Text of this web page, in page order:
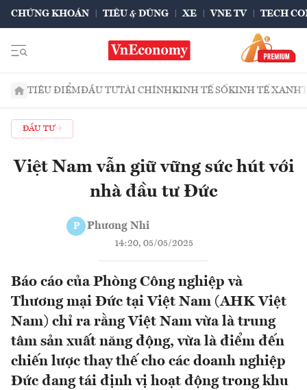
CHỨNG KHOÁN TIÊU & DÙNG XE VNE TV TECH
TIÊU ĐIỂMĐẦU TƯTÀI CHÍNHKINH TẾ SỐKINH TẾ XANH
ĐẦU TƯ
Việt Nam vẫn giữ vững sức hút với
nhà đầu tư Đức
P Phương Nhi
14:20, 05/05/2025
Báo cáo của Phòng Công nghiệp và
Thương mại Đức tại Việt Nam (AHK Việt
Nam) chỉ ra rằng Việt Nam vừa là trung
tâm sản xuất năng động, vừa là điểm đến
chiến lược thay thế cho các doanh nghiệp
Đức đang tái định vị hoạt động trong khu